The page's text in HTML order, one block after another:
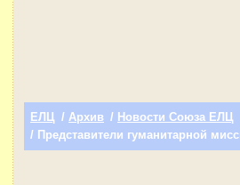
ЕЛЦ / Архив / Новости Союза ЕЛЦ
/ Представители гуманитарной